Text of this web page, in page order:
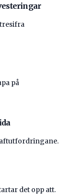
på
det opp att.